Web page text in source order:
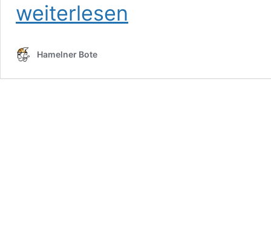
weiterlesen
Hamelner Bote